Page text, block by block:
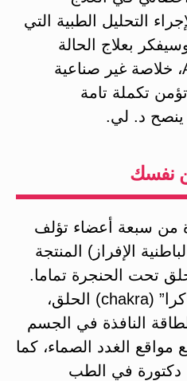
التحليل الطبية التي
بعلاج الحالة
بواسطة Armor Thyroid، خلاصة غير صناعية
تؤمن تكملة تامة
ينصح د. لي.
نفسك
من سبعة أعضاء تؤلف
الإفراز) المنتجة
تحت الحنجرة تماما.
وذلك هو أيضا موقع “شاكرا” (chakra) الحلق،
النافذة في الجسم
مواقع الغدد الصماء، كما
دكتورة في الطب